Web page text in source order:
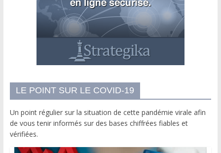
LE POINT SUR LE COVID-19
Un point régulier sur la situation de cette pandémie virale afin
de vous tenir informés sur des bases chiffrées fiables et
vérifiées.